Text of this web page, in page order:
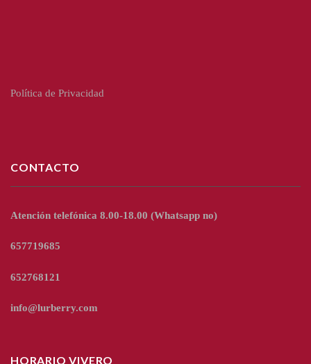
Política de Privacidad
CONTACTO
Atención telefónica 8.00-18.00 (Whatsapp no)
657719685
652768121
info@lurberry.com
HORARIO VIVERO